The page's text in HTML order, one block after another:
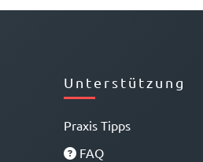
Unterstützung
Praxis Tipps
FAQ